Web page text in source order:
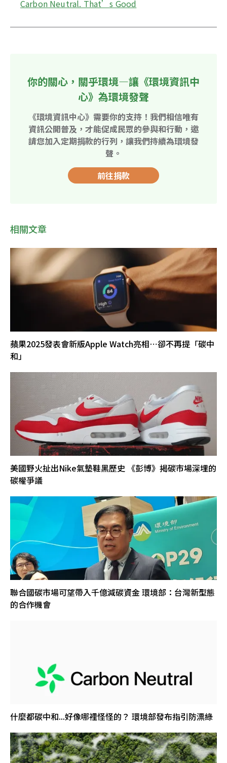
Carbon Neutral. That’s Good
你的關心，關乎環境—讓《環境資訊中
心》為環境發聲
《環境資訊中心》需要你的支持！我們相信唯有
資訊公開普及，才能促成民眾的參與和行動，邀
請您加入定期捐款的行列，讓我們持續為環境發
聲。
前往捐款
相關文章
蘋果2025發表會新版Apple Watch亮相⋯卻不再提「碳中
和」
美國野火扯出Nike氣墊鞋黑歷史 《彭博》揭碳市場深埋的
碳權爭議
聯合國碳市場可望帶入千億減碳資金 環境部：台灣新型態
的合作機會
什麼都碳中和...好像哪裡怪怪的？ 環境部發布指引防漂綠